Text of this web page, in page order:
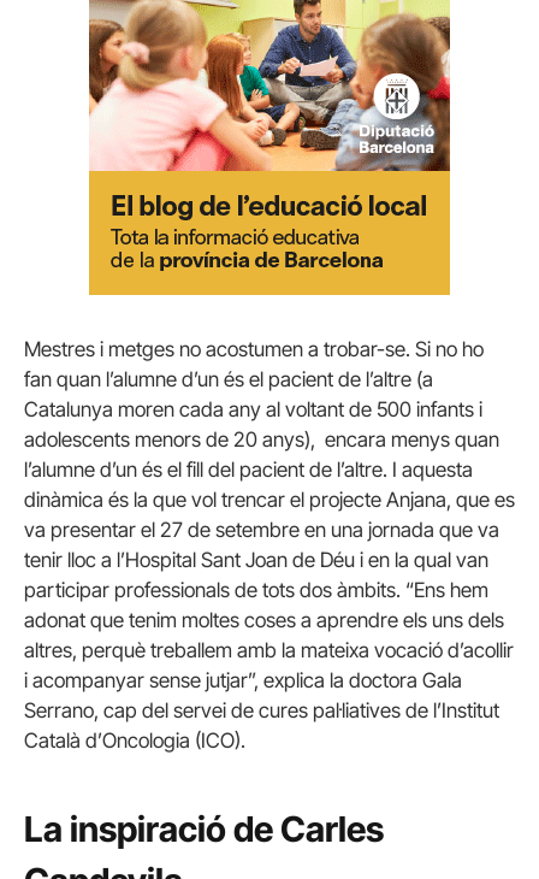
Mestres i metges no acostumen a trobar-se. Si no ho
fan quan l’alumne d’un és el pacient de l’altre (a
Catalunya moren cada any al voltant de 500 infants i
adolescents menors de 20 anys), encara menys quan
l’alumne d’un és el fill del pacient de l’altre. I aquesta
dinàmica és la que vol trencar el projecte Anjana, que es
va presentar el 27 de setembre en una jornada que va
tenir lloc a l’Hospital Sant Joan de Déu i en la qual van
participar professionals de tots dos àmbits. “Ens hem
adonat que tenim moltes coses a aprendre els uns dels
altres, perquè treballem amb la mateixa vocació d’acollir
i acompanyar sense jutjar”, explica la doctora Gala
Serrano, cap del servei de cures pal·liatives de l’Institut
Català d’Oncologia (ICO).
La inspiració de Carles